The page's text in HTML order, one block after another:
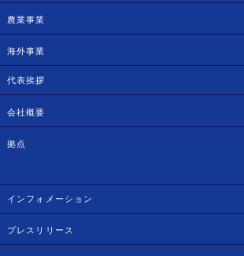
農業事業
海外事業
代表挨拶
会社概要
拠点
インフォメーション
プレスリリース